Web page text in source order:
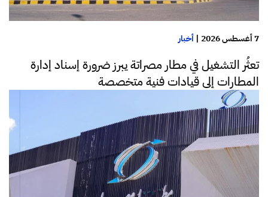
7 أغسطس 2026 | أخبار
تعثُر التشغيل في مطار مصراتة يبرز ضرورة إسناد إدارة
المطارات إلى قيادات فنية متخصصة